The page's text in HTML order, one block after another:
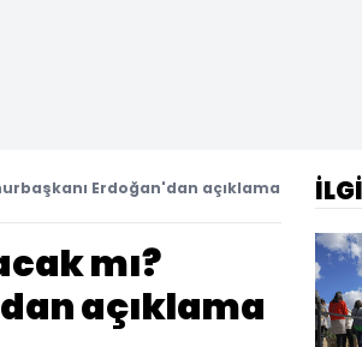
Erdoğan'dan açıklama
mı?
açıklama